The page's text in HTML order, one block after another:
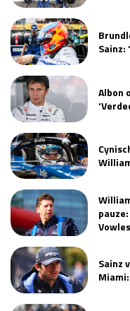
Sainz:
Albon
Vowles
Sainz